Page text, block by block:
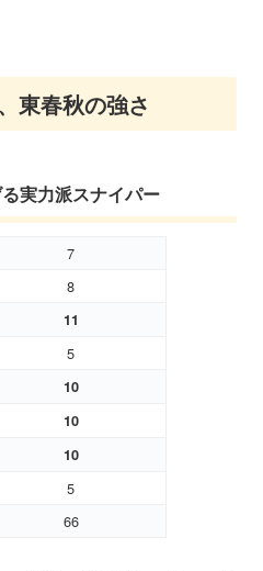
東春秋の強さ
実力派スナイパー
7
8
11
5
10
10
10
5
66